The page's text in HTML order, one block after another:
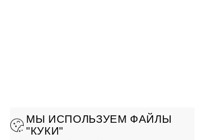
МЫ ИСПОЛЬЗУЕМ ФАЙЛЫ
"КУКИ"